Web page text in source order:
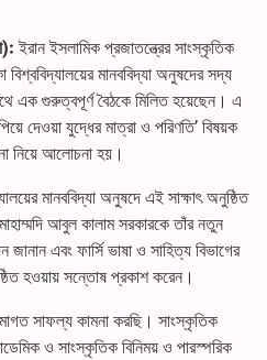
ইরান ইসলামিক প্রজাতন্ত্রের সাংস্কৃতিক
বিশ্ববিদ্যালয়ের মানববিদ্যা অনুষদের সদ্য
এক গুরুত্বপূর্ণ বৈঠকে মিলিত হয়েছেন। এ
দেওয়া যুদ্ধের মাত্রা ও পরিণতি’ বিষয়ক
নিয়ে আলোচনা হয়।
মানববিদ্যা অনুষদে এই সাক্ষাৎ অনুষ্ঠিত
আবুল কালাম সরকারকে তাঁর নতুন
এবং ফার্সি ভাষা ও সাহিত্য বিভাগের
হওয়ায় সন্তোষ প্রকাশ করেন।
সাফল্য কামনা করছি। সাংস্কৃতিক
ও সাংস্কৃতিক বিনিময় ও পারস্পরিক